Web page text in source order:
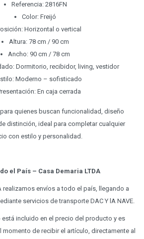
Referencia: 2816FN
Color: Freijó
Horizontal o vertical
Altura: 78 cm / 90 cm
Ancho: 90 cm / 78 cm
Dormitorio, recibidor, living, vestidor
Moderno – sofisticado
En caja cerrada
quienes buscan funcionalidad, diseño
distinción, ideal para completar cualquier
con estilo y personalidad.
el País – Casa Demaria LTDA
realizamos envíos a todo el país, llegando a
servicios de transporte DAC Y lA NAVE.
incluido en el precio del producto y es
de recibir el artículo, directamente al